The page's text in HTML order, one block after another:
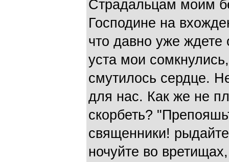
Страдальцам моим
Господине на
что давно уже
уста мои
смутилось сердце.
для нас. Как же не
скорбеть?
священники!
ночуйте во